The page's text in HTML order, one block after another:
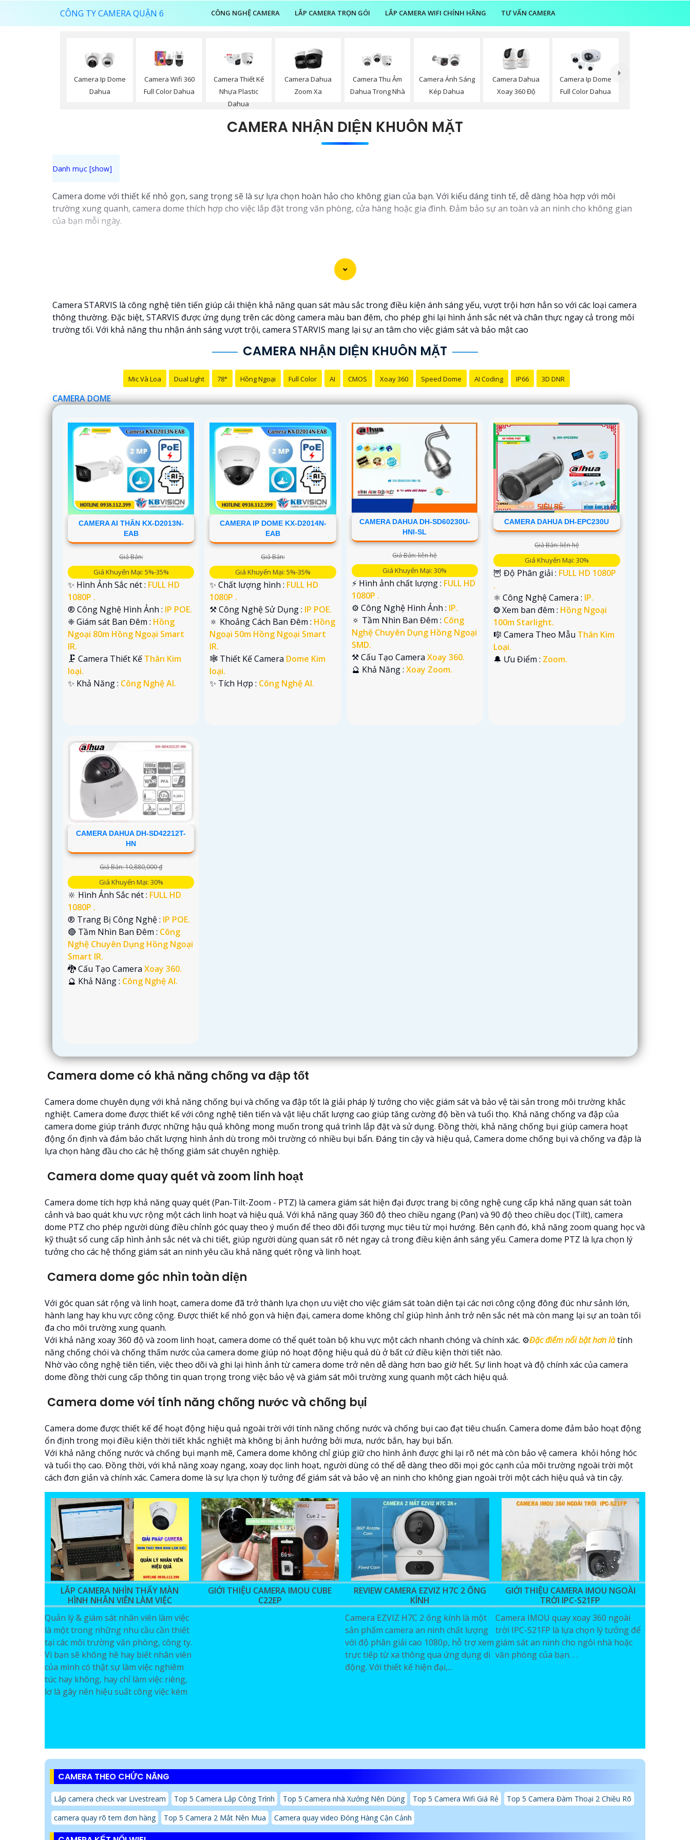
CÔNG TY CAMERA QUẬN 6 CÔNG NGHỆ CAMERA LẮP CAMERA TRỌN GÓI LẮP CAMERA WIFI CHÍNH HÃNG TƯ VẤN CAMERA
Camera Ip Dome
Dahua
Camera Wifi 360
Full Color Dahua
Camera Thiết Kế
Nhựa Plastic
Dahua
Camera Dahua
Zoom Xa
Camera Thu Âm
Dahua Trong Nhà
Camera Ánh Sáng
Kép Dahua
Camera Dahua
Xoay 360 Độ
Camera Ip Dome
Full Color Dahua
CAMERA NHẬN DIỆN KHUÔN MẶT
Camera dome với thiết kế nhỏ gọn, sang trọng sẽ là sự lựa chọn hoàn hảo cho không gian của bạn. Với kiểu dáng tinh tế, dễ dàng hòa hợp với môi
trường xung quanh, camera dome thích hợp cho việc lắp đặt trong văn phòng, cửa hàng hoặc gia đình. Đảm bảo sự an toàn và an ninh cho không gian
của bạn mỗi ngày.
Camera STARVIS là công nghệ tiên tiến giúp cải thiện khả năng quan sát màu sắc trong điều kiện ánh sáng yếu, vượt trội hơn hẳn so với các loại camera
thông thường. Đặc biệt, STARVIS được ứng dụng trên các dòng camera màu ban đêm, cho phép ghi lại hình ảnh sắc nét và chân thực ngay cả trong môi
trường tối. Với khả năng thu nhận ánh sáng vượt trội, camera STARVIS mang lại sự an tâm cho việc giám sát và bảo mật cao
CAMERA NHẬN DIỆN KHUÔN MẶT
Mic Và Loa Dual Light 78° Hồng Ngoại Full Color AI CMOS Xoay 360 Speed Dome AI Coding IP66 3D DNR
CAMERA DOME
CAMERA AI THÂN KX-D2013N-
EAB
Giá Bán:
Giá Khuyến Mại: 5%-35%
✨ Hình Ảnh Sắc nét : FULL HD
1080P .
®️ Công Nghệ Hình Ảnh : IP POE.
❈ Giám sát Ban Đêm : Hồng
Ngoại 80m Hồng Ngoại Smart
IR.
🗜️ Camera Thiết Kế Thân Kim
loại.
️✨ Khả Năng : Công Nghệ AI.
CAMERA IP DOME KX-D2014N-
EAB
Giá Bán:
Giá Khuyến Mại: 5%-35%
✨ Chất lượng hình : FULL HD
1080P .
⚒ Công Nghệ Sử Dụng : IP POE.
🔅 Khoảng Cách Ban Đêm : Hồng
Ngoại 50m Hồng Ngoại Smart
IR.
🕸️ Thiết Kế Camera Dome Kim
loại.
️✨ Tích Hợp : Công Nghệ AI.
CAMERA DAHUA DH-SD60230U-
HNI-SL
Giá Bán: liên hệ
Giá Khuyến Mại: 30%
️⚡ Hình ảnh chất lượng : FULL HD
1080P .
⚙ Công Nghệ Hình Ảnh : IP.
🔅 Tầm Nhìn Ban Đêm : Công
Nghệ Chuyên Dụng Hồng Ngoại
SMD.
⚒ Cấu Tạo Camera Xoay 360.
️🔮 Khả Năng : Xoay Zoom.
CAMERA DAHUA DH-EPC230U
Giá Bán: liên hệ
Giá Khuyến Mại: 30%
🦉 Độ Phân giải : FULL HD 1080P
.
⚛️ Công Nghệ Camera : IP.
❂ Xem ban đêm : Hồng Ngoại
100m Starlight.
🎼️ Camera Theo Mẫu Thân Kim
Loại.
️🔔 Ưu Điểm : Zoom.
CAMERA DAHUA DH-SD42212T-
HN
Giá Bán: 10,880,000 ₫
Giá Khuyến Mại: 30%
🔆 Hình Ảnh Sắc nét : FULL HD
1080P .
®️ Trang Bị Công Nghệ : IP POE.
🔴 Tầm Nhìn Ban Đêm : Công
Nghệ Chuyên Dụng Hồng Ngoại
Smart IR.
🐉️ Cấu Tạo Camera Xoay 360.
️🔮 Khả Năng : Công Nghệ AI.
Camera dome có khả năng chống va đập tốt
Camera dome chuyên dụng với khả năng chống bụi và chống va đập tốt là giải pháp lý tưởng cho việc giám sát và bảo vệ tài sản trong môi trường khắc
nghiệt. Camera dome được thiết kế với công nghệ tiên tiến và vật liệu chất lượng cao giúp tăng cường độ bền và tuổi thọ. Khả năng chống va đập của
camera dome giúp tránh được những hậu quả không mong muốn trong quá trình lắp đặt và sử dụng. Đồng thời, khả năng chống bụi giúp camera hoạt
động ổn định và đảm bảo chất lượng hình ảnh dù trong môi trường có nhiều bụi bẩn. Đáng tin cậy và hiệu quả, Camera dome chống bụi và chống va đập là
lựa chọn hàng đầu cho các hệ thống giám sát chuyên nghiệp.
Camera dome quay quét và zoom linh hoạt
Camera dome tích hợp khả năng quay quét (Pan-Tilt-Zoom - PTZ) là camera giám sát hiện đại được trang bị công nghệ cung cấp khả năng quan sát toàn
cảnh và bao quát khu vực rộng một cách linh hoạt và hiệu quả. Với khả năng quay 360 độ theo chiều ngang (Pan) và 90 độ theo chiều dọc (Tilt), camera
dome PTZ cho phép người dùng điều chỉnh góc quay theo ý muốn để theo dõi đối tượng mục tiêu từ mọi hướng. Bên cạnh đó, khả năng zoom quang học và
kỹ thuật số cung cấp hình ảnh sắc nét và chi tiết, giúp người dùng quan sát rõ nét ngay cả trong điều kiện ánh sáng yếu. Camera dome PTZ là lựa chọn lý
tưởng cho các hệ thống giám sát an ninh yêu cầu khả năng quét rộng và linh hoạt.
Camera dome góc nhìn toàn diện
Với góc quan sát rộng và linh hoạt, camera dome đã trở thành lựa chọn ưu việt cho việc giám sát toàn diện tại các nơi công cộng đông đúc như sảnh lớn,
hành lang hay khu vực công cộng. Được thiết kế nhỏ gọn và hiện đại, camera dome không chỉ giúp hình ảnh trở nên sắc nét mà còn mang lại sự an toàn tối
đa cho môi trường xung quanh.
Với khả năng xoay 360 độ và zoom linh hoạt, camera dome có thể quét toàn bộ khu vực một cách nhanh chóng và chính xác. ⚙Đặc điểm nổi bật hơn làtính
năng chống chói và chống thấm nước của camera dome giúp nó hoạt động hiệu quả dù ở bất cứ điều kiện thời tiết nào.
Nhờ vào công nghệ tiên tiến, việc theo dõi và ghi lại hình ảnh từ camera dome trở nên dễ dàng hơn bao giờ hết. Sự linh hoạt và độ chính xác của camera
dome đồng thời cung cấp thông tin quan trọng trong việc bảo vệ và giám sát môi trường xung quanh một cách hiệu quả.
Camera dome với tính năng chống nước và chống bụi
Camera dome được thiết kế để hoạt động hiệu quả ngoài trời với tính năng chống nước và chống bụi cao đạt tiêu chuẩn. Camera dome đảm bảo hoạt động
ổn định trong mọi điều kiện thời tiết khắc nghiệt mà không bị ảnh hưởng bởi mưa, nước bắn, hay bụi bẩn.
Với khả năng chống nước và chống bụi mạnh mẽ, Camera dome không chỉ giúp giữ cho hình ảnh được ghi lại rõ nét mà còn bảo vệ camera khỏi hỏng hóc
và tuổi thọ cao. Đồng thời, với khả năng xoay ngang, xoay dọc linh hoạt, người dùng có thể dễ dàng theo dõi mọi góc cạnh của môi trường ngoài trời một
cách đơn giản và chính xác. Camera dome là sự lựa chọn lý tưởng để giám sát và bảo vệ an ninh cho không gian ngoài trời một cách hiệu quả và tin cậy.
LẮP CAMERA NHÌN THẤY MÀN
HÌNH NHÂN VIÊN LÀM VIỆC
Quản lý & giám sát nhân viên làm việc
là một trong những nhu cầu cần thiết
tại các môi trường văn phòng, công ty.
Vì bạn sẽ không hề hay biết nhân viên
của mình có thật sự làm việc nghiêm
túc hay không, hay chỉ làm việc riêng,
lơ là gây nên hiệu suất công việc kém
GIỚI THIỆU CAMERA IMOU CUBE
C22EP
REVIEW CAMERA EZVIZ H7C 2 ỐNG
KÍNH
Camera EZVIZ H7C 2 ống kính là một
sản phẩm camera an ninh chất lượng
với độ phân giải cao 1080p, hỗ trợ xem
trực tiếp từ xa thông qua ứng dụng di
động. Với thiết kế hiện đại,...
GIỚI THIỆU CAMERA IMOU NGOÀI
TRỜI IPC-S21FP
Camera IMOU quay xoay 360 ngoài
trời IPC-S21FP là lựa chọn lý tưởng để
giám sát an ninh cho ngôi nhà hoặc
văn phòng của bạn. . .
CAMERA THEO CHỨC NĂNG
Lắp camera check var Livestream Top 5 Camera Lắp Công Trình Top 5 Camera nhà Xưởng Nên Dùng Top 5 Camera Wifi Giá Rẻ
Top 5 Camera Đàm Thoại 2 Chiều Rõ
camera quay rõ tem đơn hàng
Top 5 Camera 2 Mắt Nên Mua Camera quay video Đóng Hàng Cận Cảnh